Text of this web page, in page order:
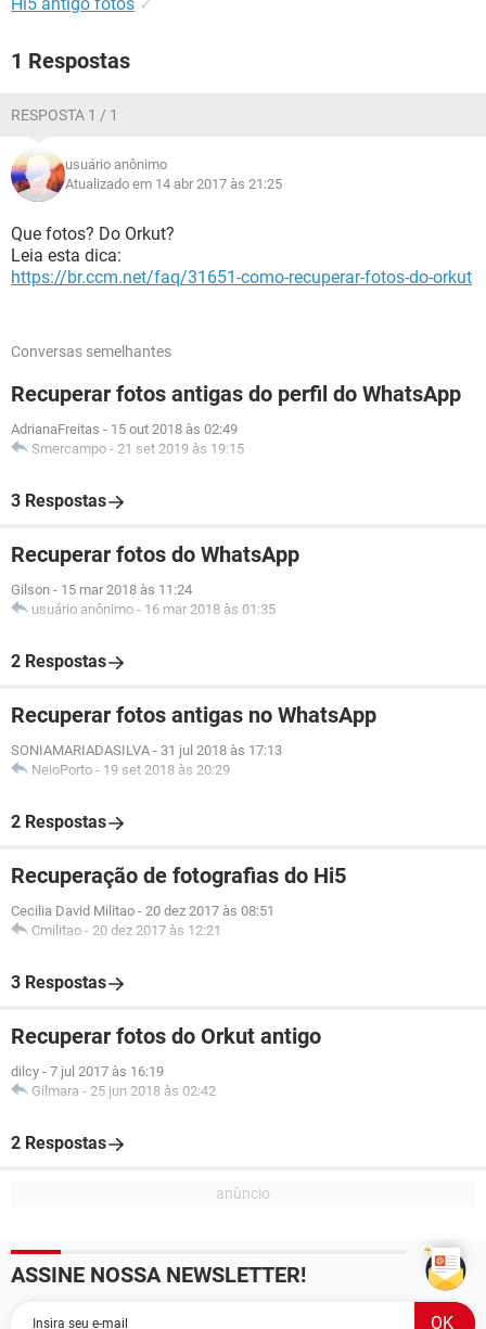
1 Respostas
RESPOSTA 1 / 1
usuário anônimo
Atualizado em 14 abr 2017 às 21:25
Que fotos? Do Orkut?
Leia esta dica:
https://br.ccm.net/faq/31651-como-recuperar-fotos-do-orkut
Conversas semelhantes
Recuperar fotos antigas do perfil do WhatsApp
AdrianaFreitas - 15 out 2018 às 02:49
Smercampo - 21 set 2019 às 19:15
3 Respostas
Recuperar fotos do WhatsApp
Gilson - 15 mar 2018 às 11:24
usuário anônimo - 16 mar 2018 às 01:35
2 Respostas
Recuperar fotos antigas no WhatsApp
SONIAMARIADASILVA - 31 jul 2018 às 17:13
NeioPorto - 19 set 2018 às 20:29
2 Respostas
Recuperação de fotografias do Hi5
Cecilia David Militao - 20 dez 2017 às 08:51
Cmilitao - 20 dez 2017 às 12:21
3 Respostas
Recuperar fotos do Orkut antigo
dilcy - 7 jul 2017 às 16:19
Gilmara - 25 jun 2018 às 02:42
2 Respostas
ASSINE NOSSA NEWSLETTER!